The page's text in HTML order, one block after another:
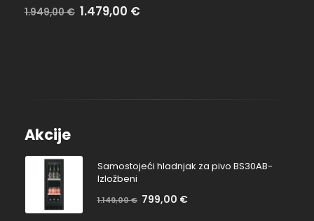
Bez
popusta:
1.949,00€ Na
popustu:
1.479,00 €
Akcije
Samostojeći hladnjak za pivo BS30AB-
Izložbeni
Bez
1.149,00€ Na
799,00 €